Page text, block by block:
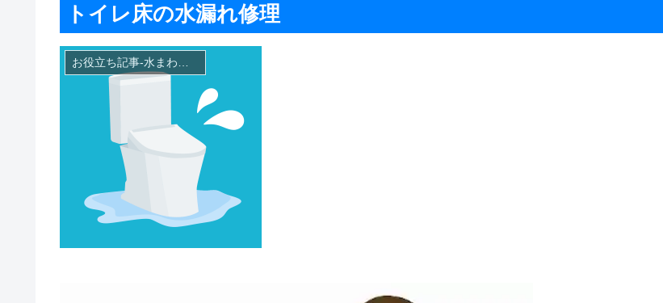
トイレ床の水漏れ修理
お役立ち記事-水まわりの生活救急車